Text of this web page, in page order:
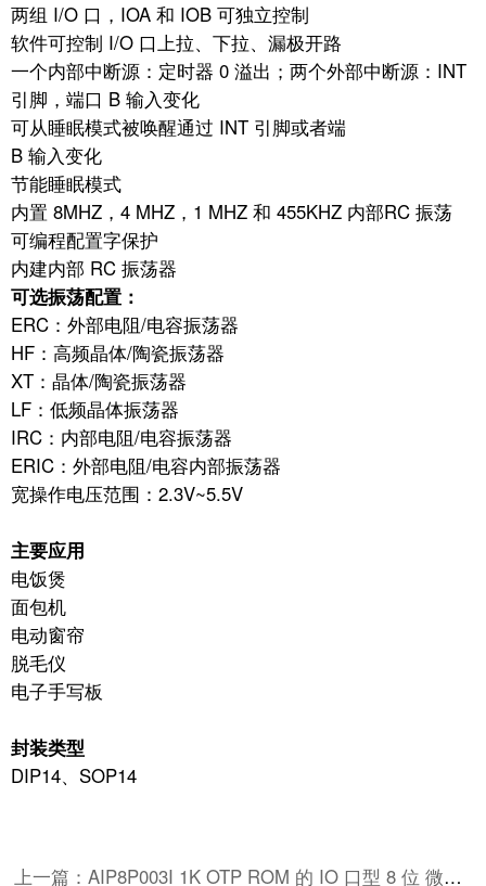
两组 I/O 口，IOA 和 IOB 可独立控制
软件可控制 I/O 口上拉、下拉、漏极开路
一个内部中断源：定时器 0 溢出；两个外部中断源：INT
引脚，端口 B 输入变化
可从睡眠模式被唤醒通过 INT 引脚或者端
B 输入变化
节能睡眠模式
内置 8MHZ，4 MHZ，1 MHZ 和 455KHZ 内部RC 振荡
可编程配置字保护
内建内部 RC 振荡器
可选振荡配置：
ERC：外部电阻/电容振荡器
HF：高频晶体/陶瓷振荡器
XT：晶体/陶瓷振荡器
LF：低频晶体振荡器
IRC：内部电阻/电容振荡器
ERIC：外部电阻/电容内部振荡器
宽操作电压范围：2.3V~5.5V
主要应用
电饭煲
面包机
电动窗帘
脱毛仪
电子手写板
封装类型
DIP14、SOP14
上一篇：AIP8P003I 1K OTP ROM 的 IO 口型 8 位 微控制器